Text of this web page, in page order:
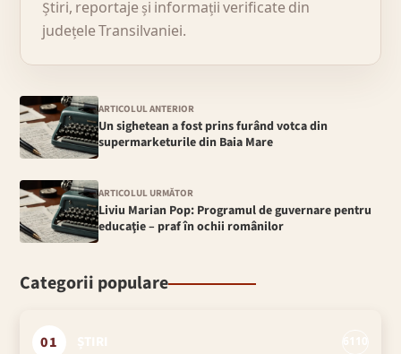
Știri, reportaje și informații verificate din
județele Transilvaniei.
ARTICOLUL ANTERIOR
Un sighetean a fost prins furând votca din
supermarketurile din Baia Mare
ARTICOLUL URMĂTOR
Liviu Marian Pop: Programul de guvernare pentru
educaţie – praf în ochii românilor
Categorii populare
01